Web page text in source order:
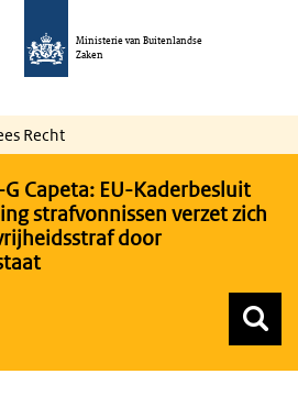
Ministerie van Buitenlandse
Zaken
Recht
G Capeta: EU-Kaderbesluit
strafvonnissen verzet zich
door